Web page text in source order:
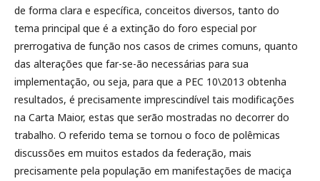
de forma clara e específica, conceitos diversos, tanto do
tema principal que é a extinção do foro especial por
prerrogativa de função nos casos de crimes comuns, quanto
das alterações que far-se-ão necessárias para sua
implementação, ou seja, para que a PEC 10\2013 obtenha
resultados, é precisamente imprescindível tais modificações
na Carta Maior, estas que serão mostradas no decorrer do
trabalho. O referido tema se tornou o foco de polêmicas
discussões em muitos estados da federação, mais
precisamente pela população em manifestações de maciça